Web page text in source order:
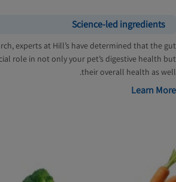
Science-led ingredients
experts at Hill’s have determined that the gut
role in not only your pet’s digestive health but
their overall health as well.
Learn More